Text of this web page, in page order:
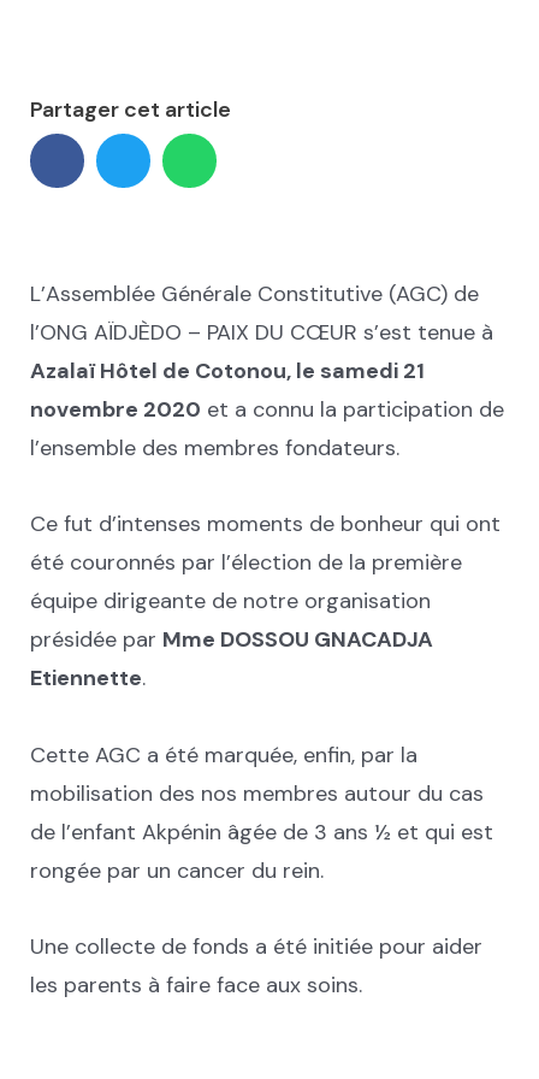
L’Assemblée Générale Constitutive (AGC) de
l’ONG AÏDJÈDO – PAIX DU CŒUR s’est tenue à
Azalaï Hôtel de Cotonou, le samedi 21
novembre 2020 et a connu la participation de
l’ensemble des membres fondateurs.
Ce fut d’intenses moments de bonheur qui ont
été couronnés par l’élection de la première
équipe dirigeante de notre organisation
présidée par Mme DOSSOU GNACADJA
Etiennette.
Cette AGC a été marquée, enfin, par la
mobilisation des nos membres autour du cas
de l’enfant Akpénin âgée de 3 ans ½ et qui est
rongée par un cancer du rein.
Une collecte de fonds a été initiée pour aider
les parents à faire face aux soins.
Partager cet article